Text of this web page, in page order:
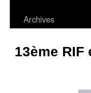
Archives
13ème RIF